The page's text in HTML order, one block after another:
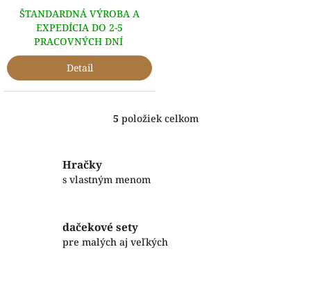
ŠTANDARDNÁ VÝROBA A
EXPEDÍCIA DO 2-5
PRACOVNÝCH DNÍ
Detail
O
p
5 položiek celkom
Hračky
s vlastným menom
dačekové sety
pre malých aj veľkých